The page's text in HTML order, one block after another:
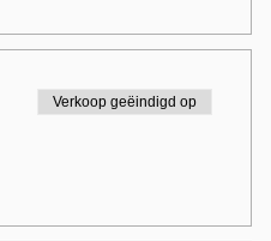
Verkoop geëindigd op